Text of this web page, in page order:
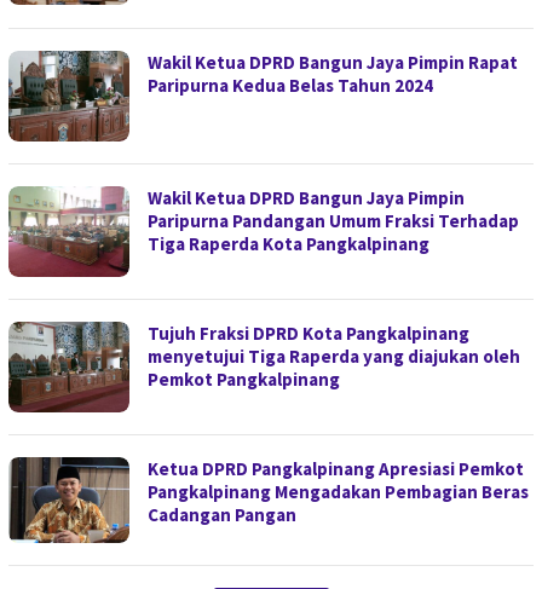
Wakil Ketua DPRD Bangun Jaya Pimpin Rapat
Paripurna Kedua Belas Tahun 2024
Wakil Ketua DPRD Bangun Jaya Pimpin
Paripurna Pandangan Umum Fraksi Terhadap
Tiga Raperda Kota Pangkalpinang
Tujuh Fraksi DPRD Kota Pangkalpinang
menyetujui Tiga Raperda yang diajukan oleh
Pemkot Pangkalpinang
Ketua DPRD Pangkalpinang Apresiasi Pemkot
Pangkalpinang Mengadakan Pembagian Beras
Cadangan Pangan